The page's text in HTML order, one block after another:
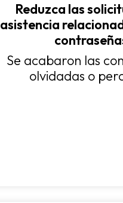
Reduzca las
asistencia
Se acabaron las
olvidadas o